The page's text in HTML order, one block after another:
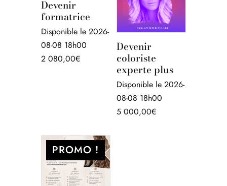
Devenir
formatrice
Disponible le 2026-
08-08 18h00
2 080,00€
Devenir
coloriste
experte plus
Disponible le 2026-
08-08 18h00
5 000,00€
PROMO !